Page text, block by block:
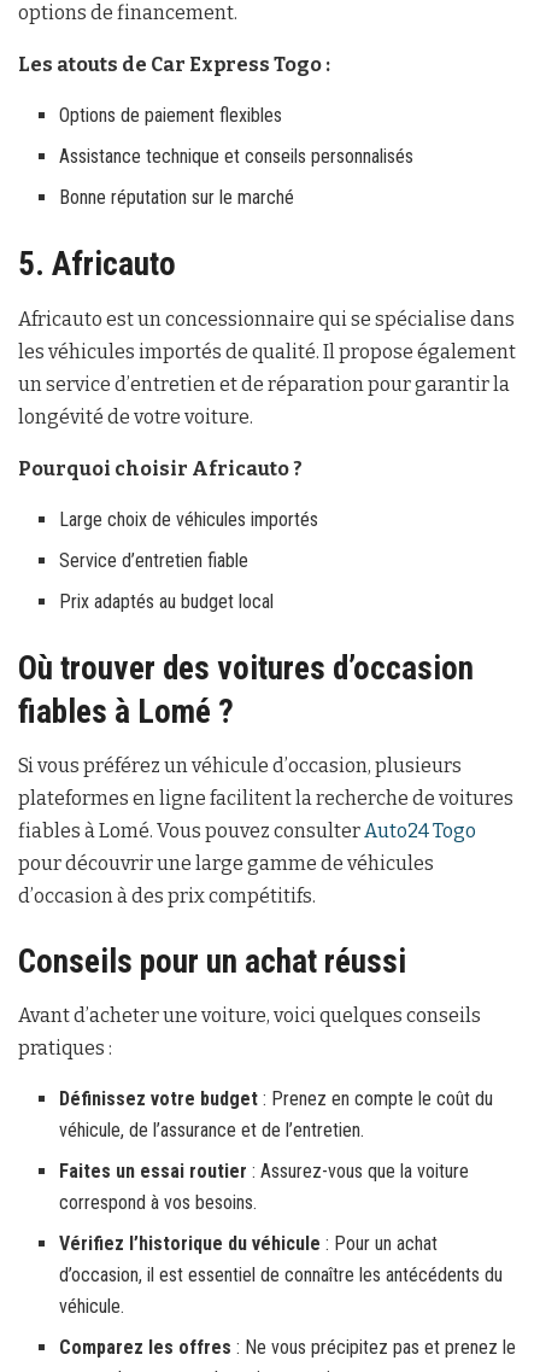
options de financement.
Les atouts de Car Express Togo :
Options de paiement flexibles
Assistance technique et conseils personnalisés
Bonne réputation sur le marché
5. Africauto
Africauto est un concessionnaire qui se spécialise dans
les véhicules importés de qualité. Il propose également
un service d’entretien et de réparation pour garantir la
longévité de votre voiture.
Pourquoi choisir Africauto ?
Large choix de véhicules importés
Service d’entretien fiable
Prix adaptés au budget local
Où trouver des voitures d’occasion
fiables à Lomé ?
Si vous préférez un véhicule d’occasion, plusieurs
plateformes en ligne facilitent la recherche de voitures
fiables à Lomé. Vous pouvez consulterAuto24 Togo
pour découvrir une large gamme de véhicules
d’occasion à des prix compétitifs.
Conseils pour un achat réussi
Avant d’acheter une voiture, voici quelques conseils
pratiques :
Définissez votre budget : Prenez en compte le coût du
véhicule, de l’assurance et de l’entretien.
Faites un essai routier : Assurez-vous que la voiture
correspond à vos besoins.
Vérifiez l’historique du véhicule : Pour un achat
d’occasion, il est essentiel de connaître les antécédents du
véhicule.
Comparez les offres : Ne vous précipitez pas et prenez le